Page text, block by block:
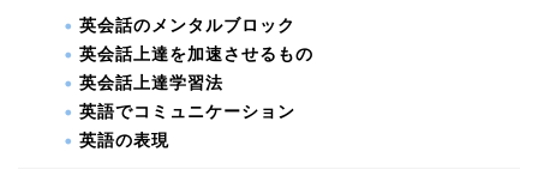
英会話のメンタルブロック
英会話上達を加速させるもの
英会話上達学習法
英語でコミュニケーション
英語の表現